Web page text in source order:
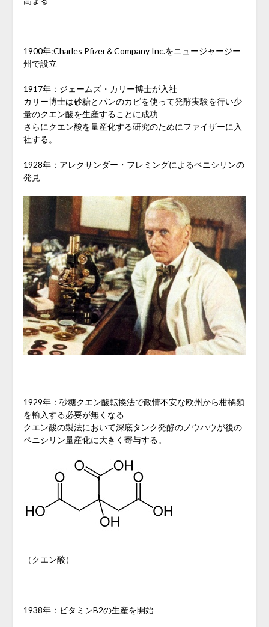
1900年:Charles Pfizer＆Company Inc.をニュージャージー
州で設立
1917年：ジェームズ・カリー博士が入社
カリー博士は砂糖とパンのカビを使って発酵実験を行い少
量のクエン酸を生産することに成功
さらにクエン酸を量産化する研究のためにファイザーに入
社する。
1928年：アレクサンダー・フレミングによるペニシリンの
発見
1929年：砂糖クエン酸転換法で政情不安な欧州から柑橘類
を輸入する必要が無くなる
クエン酸の製法において深底タンク発酵のノウハウが後の
ペニシリン量産化に大きく寄与する。
（クエン酸）
1938年：ビタミンB2の生産を開始